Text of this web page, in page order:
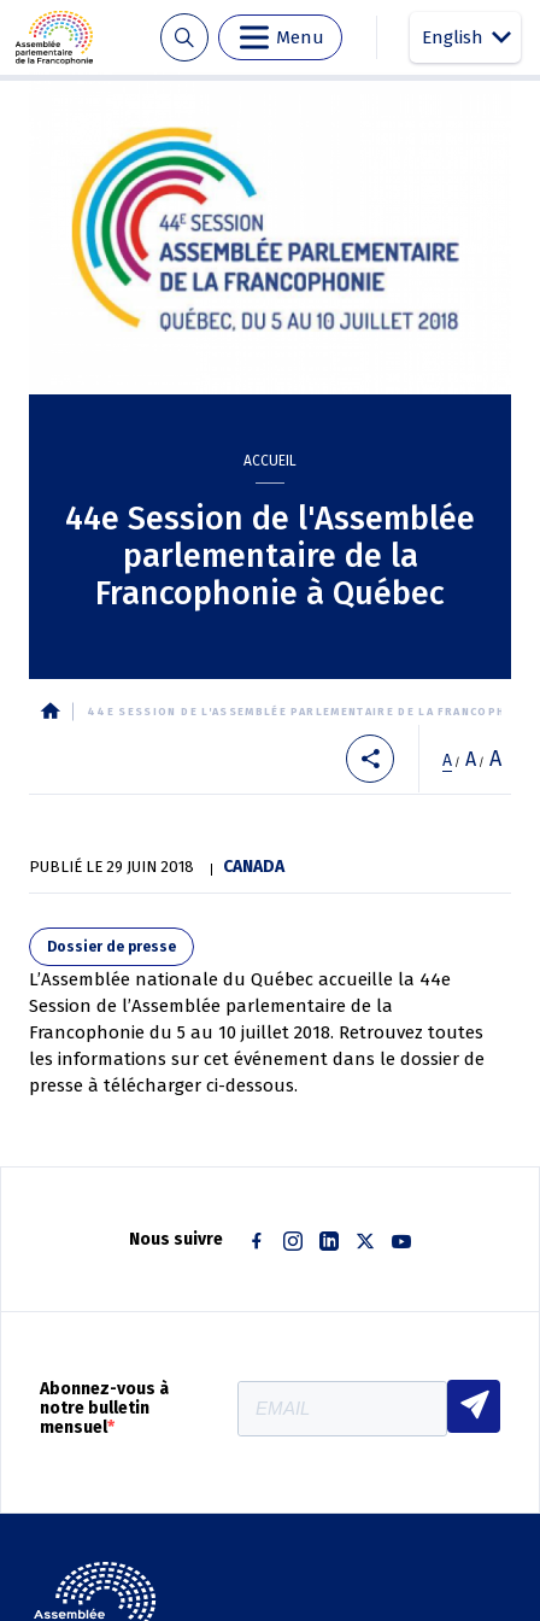
Aller
Menu English
ACCUEIL
44e Session de l'Assemblée
parlementaire de la
Francophonie à Québec
d'Ariane
44E SESSION DE L'ASSEMBLÉE PARLEMENTAIRE DE LA FRANCOPHONIE
A / A / A
PUBLIÉ LE 29 JUIN 2018 CANADA
Dossier de presse
L’Assemblée nationale du Québec accueille la 44e
Session de l’Assemblée parlementaire de la
Francophonie du 5 au 10 juillet 2018. Retrouvez toutes
les informations sur cet événement dans le dossier de
presse à télécharger ci-dessous.
Nous suivre
Abonnez-vous à
notre bulletin
mensuel
Panneau de gestion des cookies